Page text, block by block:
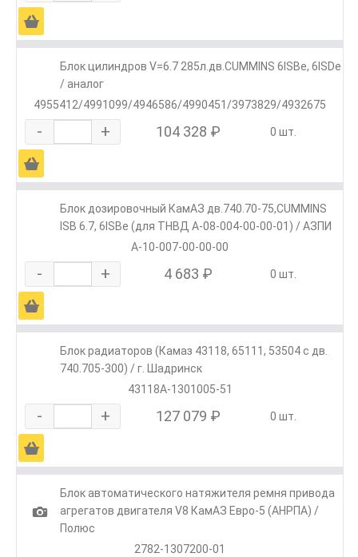
Ä
Блок цилиндров V=6.7 285л.дв.CUMMINS 6ISBe, 6ISDe
/ аналог
4955412/4991099/4946586/4990451/3973829/4932675
- + 104 328 ₽ 0 шт.
Ä
Блок дозировочный КамАЗ дв.740.70-75,CUMMINS
ISB 6.7, 6ISBe (для ТНВД А-08-004-00-00-01) / АЗПИ
А-10-007-00-00-00
- + 4 683 ₽ 0 шт.
Ä
Блок радиаторов (Камаз 43118, 65111, 53504 с дв.
740.705-300) / г. Шадринск
43118А-1301005-51
- + 127 079 ₽ 0 шт.
Ä
1
Блок автоматического натяжителя ремня привода
агрегатов двигателя V8 КамАЗ Евро-5 (АНРПА) /
Полюс
2782-1307200-01